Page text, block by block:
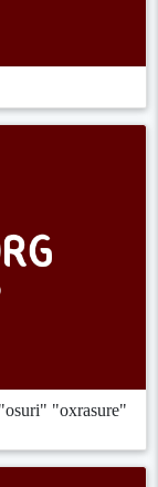
"oxrasure"